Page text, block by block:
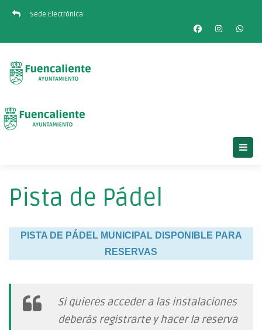
Sede Electrónica
Pista de Pádel
PISTA DE PÁDEL MUNICIPAL DISPONIBLE PARA
RESERVAS
Si quieres acceder a las instalaciones
deberás registrarte y hacer la reserva